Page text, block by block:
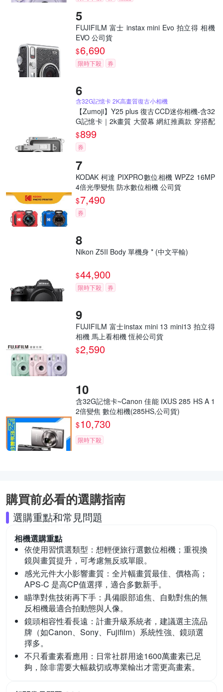
FUJIFILM 富士 instax mini Evo 拍立得 相機
EVO 公司貨
$6,690
限時下殺 券
含32G記憶卡 2K高畫質復古小相機
【Zumoji】Y25 plus 復古CCD迷你相機-含32
G記憶卡｜2k畫質 大螢幕 網紅推薦款 穿搭配
件 聖誕禮物
$899
券
KODAK 柯達 PIXPRO數位相機 WPZ2 16MP
4倍光學變焦 防水數位相機 公司貨
$7,490
券
Nikon Z5II Body 單機身 * (中文平輸)
$44,900
限時下殺 券
FUJIFILM 富士instax mini 13 mini13 拍立得
相機 馬上看相機 恆昶公司貨
$2,590
含32G記憶卡~Canon 佳能 IXUS 285 HS A 1
2倍變焦 數位相機(285HS,公司貨)
$10,730
限時下殺
購買前必看的選購指南
選購重點和常見問題
相機選購重點
依使用習慣選類型： 想輕便旅行選數位相機；重視換
鏡與畫質提升，可考慮無反或單眼。
感光元件大小影響畫質： 全片幅畫質最佳、價格高；
APS-C 是高CP值選擇，適合多數新手。
瞄準對焦技術再下手： 具備眼部追焦、自動對焦的無
反相機最適合拍動態與人像。
鏡頭相容性看長遠： 計畫升級系統者，建議選主流品
牌（如Canon、Sony、Fujifilm）系統性強、鏡頭選
擇多。
不只看畫素看應用： 日常社群用途1600萬畫素已足
夠，除非需要大幅裁切或專業輸出才需更高畫素。